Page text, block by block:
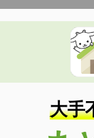
大手